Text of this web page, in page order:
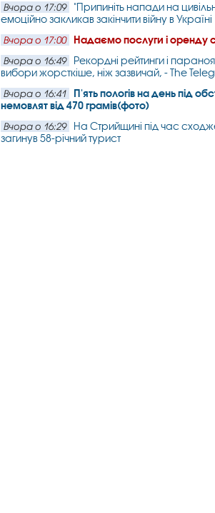
Вчора о 17:09
"Припиніть напади на
емоційно закликав закінчити війну в Україні
Вчора о 17:00 Надаємо послуги і оренду
Вчора о 16:49
Рекордні рейтинги і
вибори жорсткіше, ніж зазвичай, - The
Вчора о 16:41
П'ять пологів на день під
немовлят від 470 грамів(фото)
Вчора о 16:29
На Стрийщині під час
загинув 58-річний турист